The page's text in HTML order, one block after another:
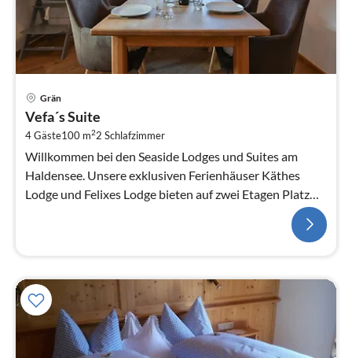
Grän
Vefa´s Suite
4 Gäste100 m22 Schlafzimmer
Willkommen bei den Seaside Lodges und Suites am
Haldensee. Unsere exklusiven Ferienhäuser Käthes
Lodge und Felixes Lodge bieten auf zwei Etagen Platz